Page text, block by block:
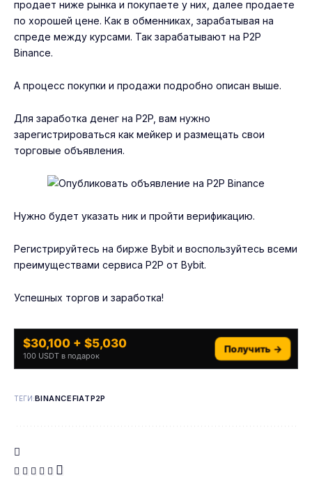
продает ниже рынка и покупаете у них, далее продаете
по хорошей цене. Как в обменниках, зарабатывая на
спреде между курсами. Так зарабатывают на P2P
Binance.
А процесс покупки и продажи подробно описан выше.
Для заработка денег на P2P, вам нужно
зарегистрироваться как мейкер и размещать свои
торговые объявления.
Нужно будет указать ник и пройти верификацию.
Регистрируйтесь на бирже Bybit и воспользуйтесь всеми
преимуществами сервиса P2P от Bybit.
Успешных торгов и заработка!
$30,100 + $5,030
100 USDT в подарок
Получить →
ТЕГИ:BINANCEFIATP2P